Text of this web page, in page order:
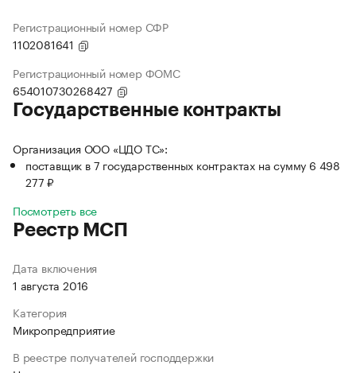
Регистрационный номер СФР
1102081641
Регистрационный номер ФОМС
654010730268427
Государственные контракты
Организация ООО «ЦДО ТС»:
поставщик в 7 государственных контрактах на сумму 6 498
277 ₽
Посмотреть все
Реестр МСП
Дата включения
1 августа 2016
Категория
Микропредприятие
В реестре получателей господдержки